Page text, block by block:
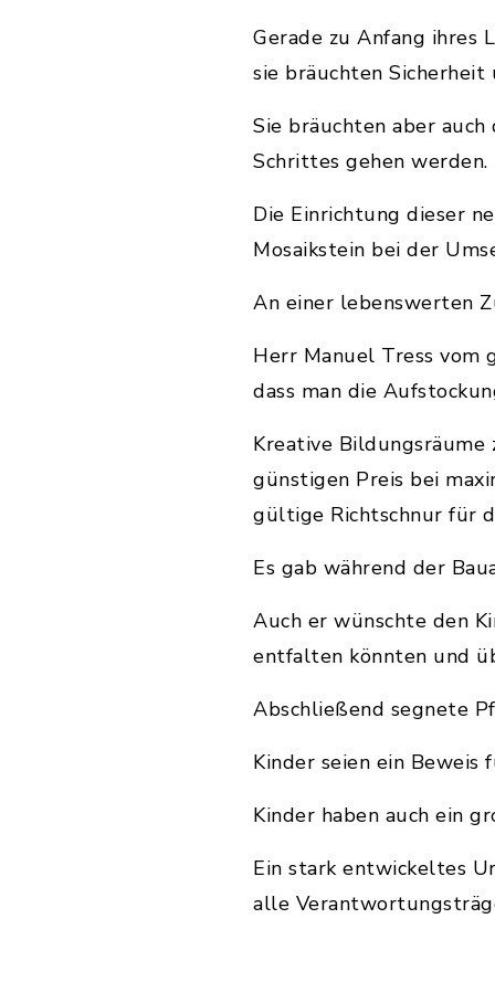
Gerade zu Anfang ihres
sie bräuchten
Sie bräuchten aber
Schrittes gehen werden.
Die Einrichtung dieser
Mosaikstein bei der
An einer lebenswerten
Herr Manuel Tress vom
dass man die
Kreative
günstigen Preis bei
gültige Richtschnur für
Es gab während der
Auch er wünschte den
entfalten könnten und
Abschließend segnete
Kinder seien ein
Kinder haben auch ein
Ein stark entwickeltes
alle